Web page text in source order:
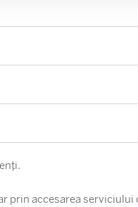
prin accesarea serviciului